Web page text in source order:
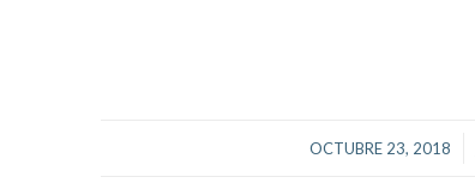
OCTUBRE 23, 2018
/